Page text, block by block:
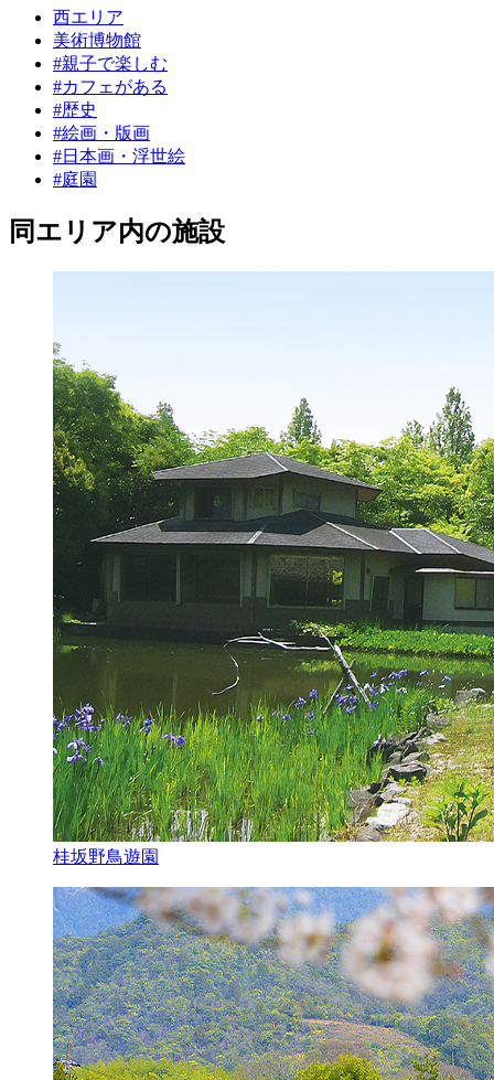
西エリア
美術博物館
#親子で楽しむ
#カフェがある
#歴史
#絵画・版画
#日本画・浮世絵
#庭園
同エリア内の施設
桂坂野鳥遊園